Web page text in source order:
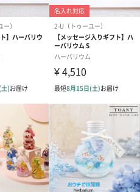
イル付き
がセットされた状態でお届けしま
のキャンドルオイルをご自身で注入
は変更になる場合がございます。
1つ異なります。
ージに相違がないものが選別され
期によって用意できるものが変わ
も異なります。
用した世界に1つしかない組み合わ
けると幸いです。
在庫状況によりお選びいただけな